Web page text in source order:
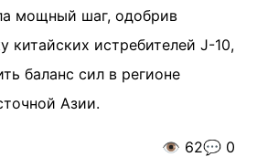
мощный шаг, одобрив
китайских истребителей J-10,
баланс сил в регионе
Азии.
👁️ 62💬 0